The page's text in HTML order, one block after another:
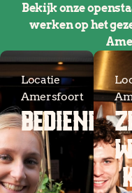
Bekijk onze
werken op het
Locatie
Amersfoort
BEDIENING